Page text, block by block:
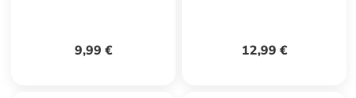
9,99 € 12,99 €